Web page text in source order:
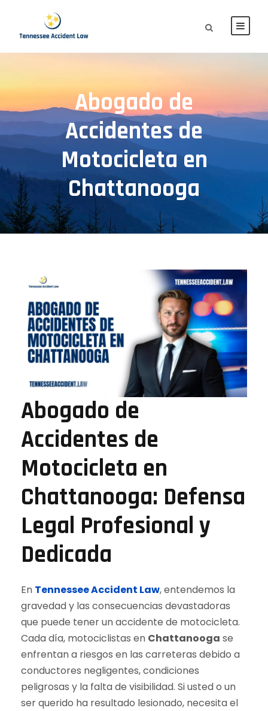
Abogado de
Accidentes de
Motocicleta en
Chattanooga
Abogado de
Accidentes de
Motocicleta en
Chattanooga: Defensa
Legal Profesional y
Dedicada
En Tennessee Accident Law, entendemos la
gravedad y las consecuencias devastadoras
que puede tener un accidente de motocicleta.
Cada día, motociclistas en Chattanooga se
enfrentan a riesgos en las carreteras debido a
conductores negligentes, condiciones
peligrosas y la falta de visibilidad. Si usted o un
ser querido ha resultado lesionado, necesita el